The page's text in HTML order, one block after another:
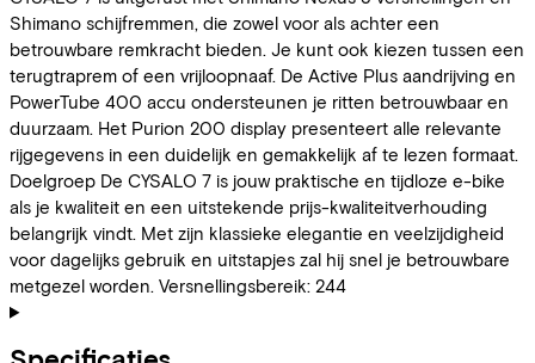
Shimano schijfremmen, die zowel voor als achter een
betrouwbare remkracht bieden. Je kunt ook kiezen tussen een
terugtraprem of een vrijloopnaaf. De Active Plus aandrijving en
PowerTube 400 accu ondersteunen je ritten betrouwbaar en
duurzaam. Het Purion 200 display presenteert alle relevante
rijgegevens in een duidelijk en gemakkelijk af te lezen formaat.
Doelgroep De CYSALO 7 is jouw praktische en tijdloze e-bike
als je kwaliteit en een uitstekende prijs-kwaliteitverhouding
belangrijk vindt. Met zijn klassieke elegantie en veelzijdigheid
voor dagelijks gebruik en uitstapjes zal hij snel je betrouwbare
metgezel worden. Versnellingsbereik: 244